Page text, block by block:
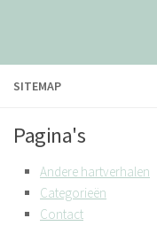
SITEMAP
Pagina's
Andere hartverhalen
Categorieën
Contact